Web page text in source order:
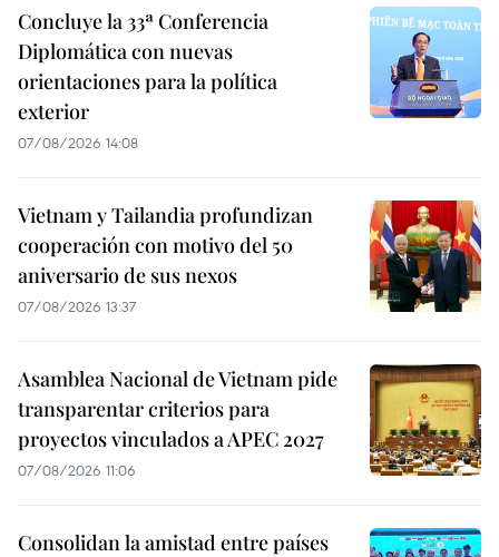
Concluye la 33ª Conferencia
Diplomática con nuevas
orientaciones para la política
exterior
07/08/2026 14:08
Vietnam y Tailandia profundizan
cooperación con motivo del 50
aniversario de sus nexos
07/08/2026 13:37
Asamblea Nacional de Vietnam pide
transparentar criterios para
proyectos vinculados a APEC 2027
07/08/2026 11:06
Consolidan la amistad entre países